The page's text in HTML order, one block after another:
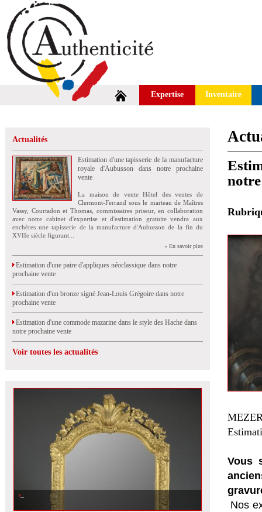
Expertise Inventaire
Actualités
Estimation d'une tapisserie de la manufacture
royale d'Aubusson dans notre prochaine
vente
La maison de vente Hôtel des ventes de
Clermont-Ferrand sous le marteau de Maîtres
Vassy, Courtadon et Thomas, commissaires priseur, en collaboration
avec notre cabinet d'expertise et d'estimation gratuite vendra aux
enchères une tapisserie de la manufacture d'Aubusson de la fin du
XVIIe siècle figurant...
» En savoir plus
Estimation d'une paire d'appliques néoclassique dans notre
prochaine vente
Estimation d'un bronze signé Jean-Louis Grégoire dans notre
prochaine vente
Estimation d'une commode mazarine dans le style des Hache dans
notre prochaine vente
Voir toutes les actualités
Vous
Nos